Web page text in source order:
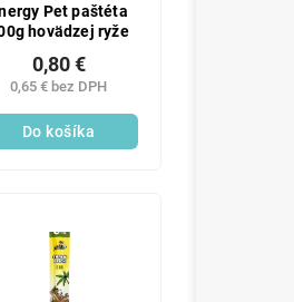
Pet paštéta
hovädzej ryže
0,65 € bez DPH
0,80 €
Do košíka